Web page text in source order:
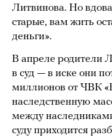
Литвинова. Но
старые, вам жить
деньги».
В апреле родители
в суд — в иске они
миллионов от ЧВК
наследственную
между
суду приходится